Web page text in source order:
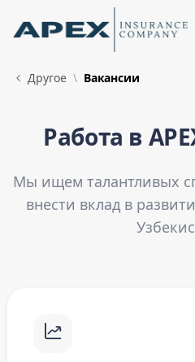
Skip to Main Content
Другое Вакансии
NewРабота в
Мы ищем талантливых
внести вклад в
New